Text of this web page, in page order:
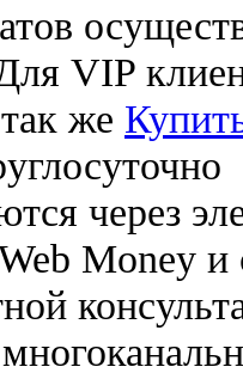
VIP
же
через
Money и